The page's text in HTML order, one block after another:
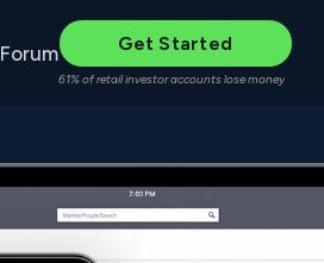
Forum Get Started
61% of retail investor accounts lose money